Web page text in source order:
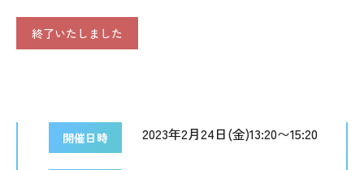
終了いたしました
開催日時 2023年2月24日(金)13:20〜15:20